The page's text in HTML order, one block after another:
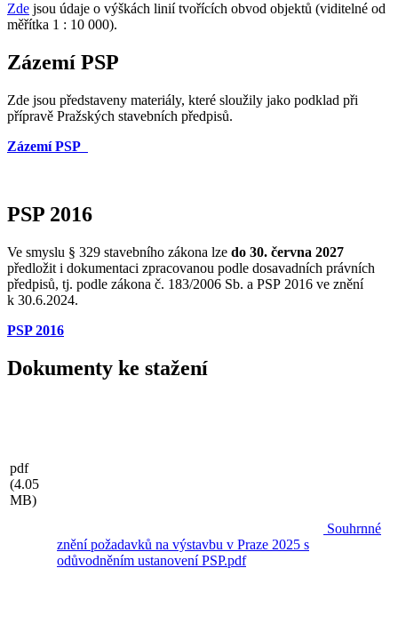
Zde jsou údaje o výškách linií tvořících obvod objektů (viditelné od
měřítka 1 : 10 000).
Zázemí PSP
Zde jsou představeny materiály, které sloužily jako podklad při
přípravě Pražských stavebních předpisů.
Zázemí PSP
PSP 2016
Ve smyslu § 329 stavebního zákona lze do 30. června 2027
předložit i dokumentaci zpracovanou podle dosavadních právních
předpisů, tj. podle zákona č. 183/2006 Sb. a PSP 2016 ve znění
k 30.6.2024.
PSP 2016
Dokumenty ke stažení
pdf
(4.05
MB)
Souhrnné
znění požadavků na výstavbu v Praze 2025 s
odůvodněním ustanovení PSP.pdf